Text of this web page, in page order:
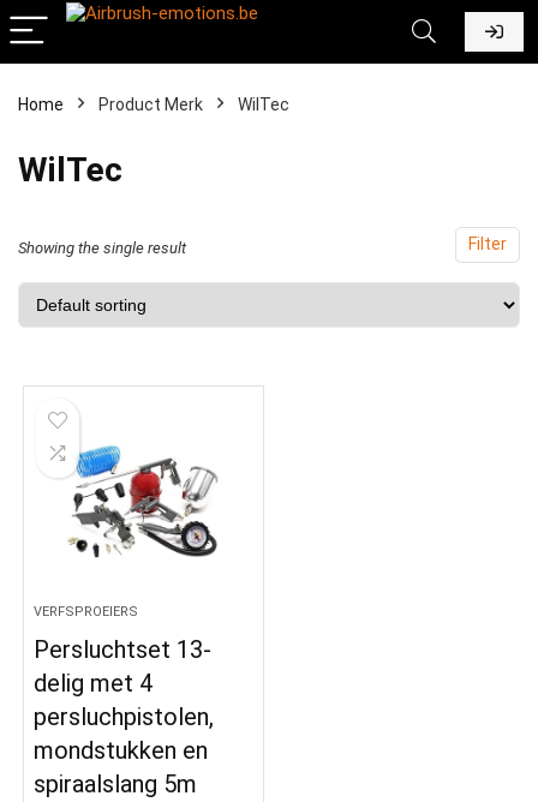
Home Product Merk ‎WilTec
‎WilTec
Filter
Showing the single result
VERFSPROEIERS
Persluchtset 13-
delig met 4
persluchpistolen,
mondstukken en
spiraalslang 5m